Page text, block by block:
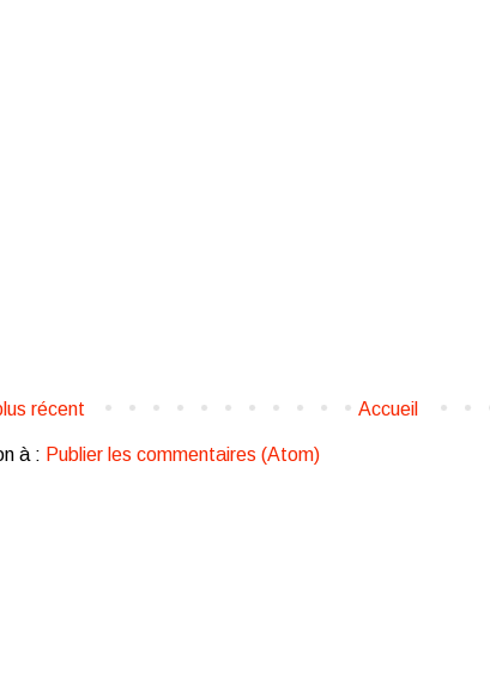
récent Accueil
à : Publier les commentaires (Atom)